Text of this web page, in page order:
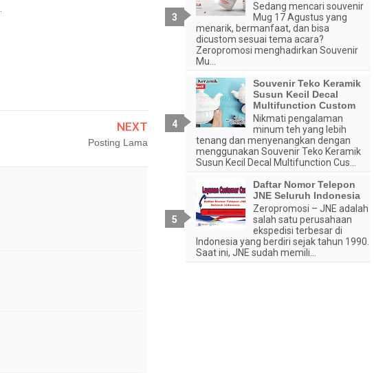
NEXT
Posting Lama
Sedang mencari souvenir
Mug 17 Agustus yang
menarik, bermanfaat, dan bisa
dicustom sesuai tema acara?
Zeropromosi menghadirkan Souvenir
Mu...
Souvenir Teko Keramik
Susun Kecil Decal
Multifunction Custom
Nikmati pengalaman
minum teh yang lebih
tenang dan menyenangkan dengan
menggunakan Souvenir Teko Keramik
Susun Kecil Decal Multifunction Cus...
Daftar Nomor Telepon
JNE Seluruh Indonesia
Zeropromosi – JNE adalah
salah satu perusahaan
ekspedisi terbesar di
Indonesia yang berdiri sejak tahun 1990.
Saat ini, JNE sudah memili...